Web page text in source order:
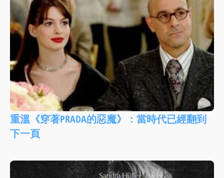
重溫《穿著PRADA的惡魔》：當時代已經翻到
下一頁